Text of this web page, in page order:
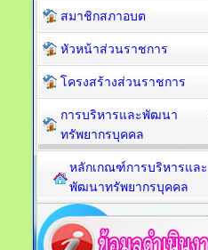
สมาชิกสภาอบต
หัวหน้าส่วนราชการ
โครงสร้างส่วนราชการ
การบริหารและพัฒนา
ทรัพยากรบุคคล
หลักเกณฑ์การบริหารและ
พัฒนาทรัพยากรบุคคล